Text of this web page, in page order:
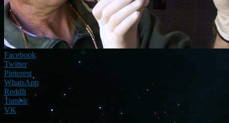
Facebook
Twitter
Pinterest
WhatsApp
ReddIt
Tumblr
VK